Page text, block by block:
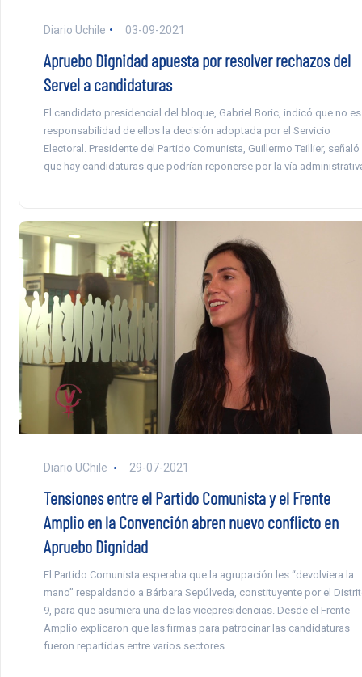
Diario Uchile 03-09-2021
Apruebo Dignidad apuesta por resolver rechazos del
Servel a candidaturas
El candidato presidencial del bloque, Gabriel Boric, indicó que no es
responsabilidad de ellos la decisión adoptada por el Servicio
Electoral. Presidente del Partido Comunista, Guillermo Teillier, señaló
que hay candidaturas que podrían reponerse por la vía
Diario UChile 29-07-2021
Tensiones entre el Partido Comunista y el Frente
Amplio en la Convención abren nuevo conflicto en
Apruebo Dignidad
El Partido Comunista esperaba que la agrupación les “devolviera la
mano” respaldando a Bárbara Sepúlveda, constituyente por el
9, para que asumiera una de las vicepresidencias. Desde el Frente
Amplio explicaron que las firmas para patrocinar las candidaturas
fueron repartidas entre varios sectores.